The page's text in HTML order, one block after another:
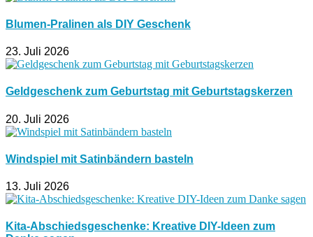
Blumen-Pralinen als DIY Geschenk
23. Juli 2026
Geldgeschenk zum Geburtstag mit Geburtstagskerzen
20. Juli 2026
Windspiel mit Satinbändern basteln
13. Juli 2026
Kita-Abschiedsgeschenke: Kreative DIY-Ideen zum